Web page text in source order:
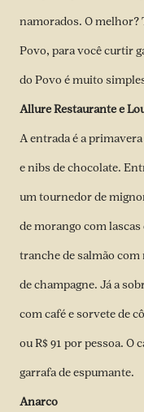
namorados. O melhor?
Povo, para você curtir
do Povo é muito
Allure Restaurante e
A entrada é a
e nibs de chocolate.
um tournedor de
de morango com
tranche de salmão
de champagne. Já a
com café e sorvete de
ou R$ 91 por pessoa.
garrafa de espumante.
Anarco